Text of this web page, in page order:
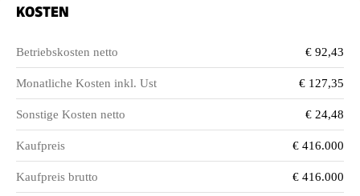
KOSTEN
Betriebskosten netto € 92,43
Monatliche Kosten inkl. Ust € 127,35
Sonstige Kosten netto € 24,48
Kaufpreis € 416.000
Kaufpreis brutto € 416.000